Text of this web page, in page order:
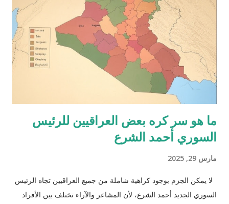
إلى الفعل يتطلب دوافع قوية مثل تصعيد إيراني كبير (هجوم مباشر
على قوات أمريكية أو تحرك نووي واضح) أو دعم داخلي وحلفاء لمثل
هذه الخطوة. من ناحية أخرى، هناك عوامل قد تقلل من احتمالية
الضربة العسكرية: التكلفة الباهظة : ضربة عسكرية قد تؤدي إلى رد
إيراني عنيف عبر وكلائها (مثل الحوثيين أو حزب الله) أو استهداف
قواعد أمريكي...
ما هو سر كره بعض العراقيين للرئيس
السوري أحمد الشرع
مارس 29, 2025
لا يمكن الجزم بوجود كراهية شاملة من جميع العراقيين تجاه الرئيس
السوري الجديد أحمد الشرع، لأن المشاعر والآراء تختلف بين الأفراد